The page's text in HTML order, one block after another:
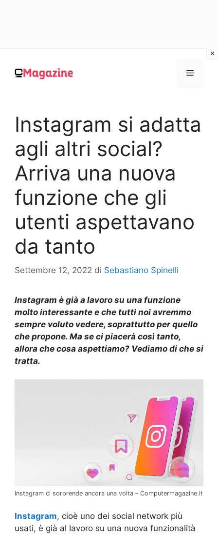
contenuto
MENU
Instagram si adatta
agli altri social?
Arriva una nuova
funzione che gli
utenti aspettavano
da tanto
Settembre 12, 2022 di Sebastiano Spinelli
Instagram è già a lavoro su una funzione
molto interessante e che tutti noi avremmo
sempre voluto vedere, soprattutto per quello
che propone. Ma se ci piacerà così tanto,
allora che cosa aspettiamo? Vediamo di che si
tratta.
Instagram ci sorprende ancora una volta – Computermagazine.it
Instagram, cioè uno dei social network più
usati, è già al lavoro su una nuova funzionalità